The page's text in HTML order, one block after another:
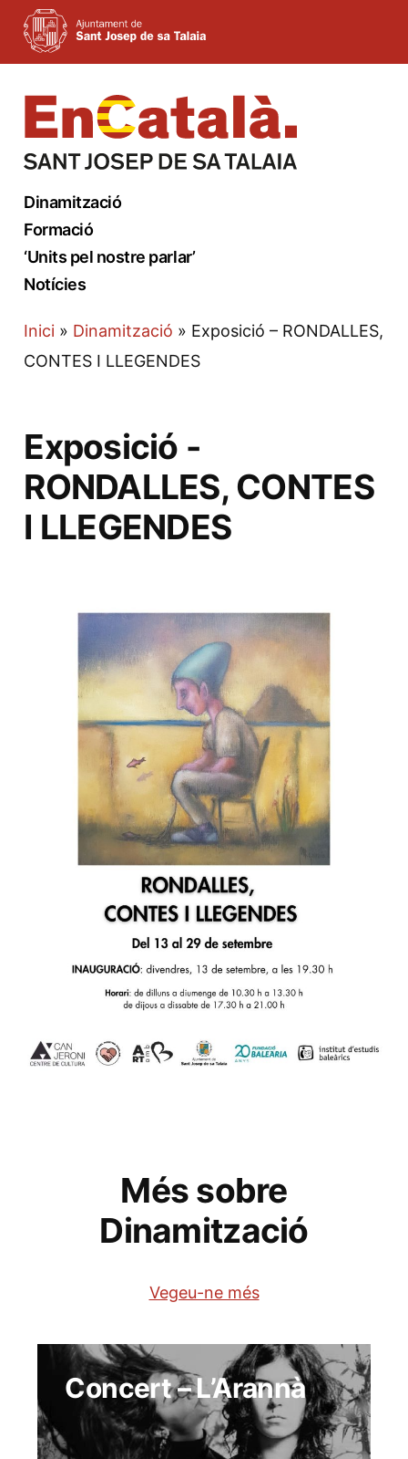
Vés
al
contingut
Dinamització
Formació
‘Units pel nostre parlar’
Notícies
Inici » Dinamització » Exposició – RONDALLES,
CONTES I LLEGENDES
Exposició -
RONDALLES, CONTES
I LLEGENDES
Més sobre
Dinamització
Vegeu-ne més
Concert – L’Arannà